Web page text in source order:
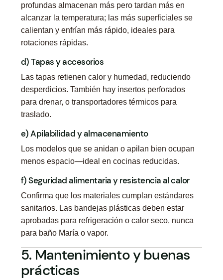
profundas almacenan más pero tardan más en
alcanzar la temperatura; las más superficiales se
calientan y enfrían más rápido, ideales para
rotaciones rápidas.
d) Tapas y accesorios
Las tapas retienen calor y humedad, reduciendo
desperdicios. También hay insertos perforados
para drenar, o transportadores térmicos para
traslado.
e) Apilabilidad y almacenamiento
Los modelos que se anidan o apilan bien ocupan
menos espacio—ideal en cocinas reducidas.
f) Seguridad alimentaria y resistencia al calor
Confirma que los materiales cumplan estándares
sanitarios. Las bandejas plásticas deben estar
aprobadas para refrigeración o calor seco, nunca
para baño María o vapor.
5. Mantenimiento y buenas
prácticas